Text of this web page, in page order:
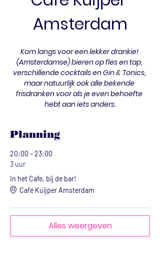
Amsterdam
Kom langs voor een lekker drankie!
(Amsterdamse) bieren op fles en tap,
verschillende cocktails en Gin & Tonics,
maar natuurlijk ook alle bekende
frisdranken voor als je even behoefte
hebt aan iets anders.
Planning
20:00 - 23:00
3 uur
In het Cafe, bij de bar!
Café Kuijper Amsterdam
Alles weergeven